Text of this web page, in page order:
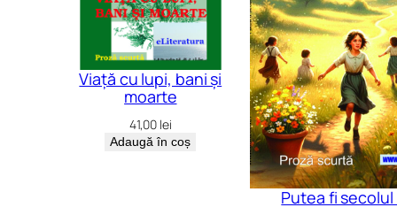
Viață cu lupi, bani și
moarte
41,00 lei
Adaugă în coș
Putea fi secolul